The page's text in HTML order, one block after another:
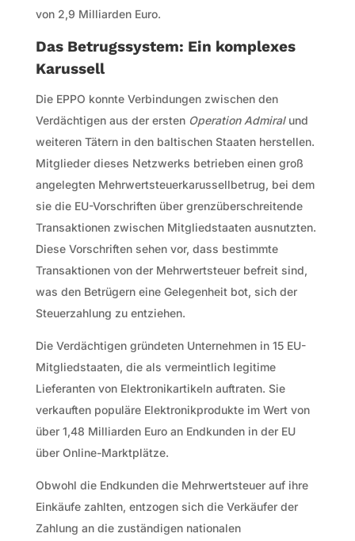
von 2,9 Milliarden Euro.
Das Betrugssystem: Ein komplexes
Karussell
Die EPPO konnte Verbindungen zwischen den
Verdächtigen aus der ersten Operation Admiralund
weiteren Tätern in den baltischen Staaten herstellen.
Mitglieder dieses Netzwerks betrieben einen groß
angelegten Mehrwertsteuerkarussellbetrug, bei dem
sie die EU-Vorschriften über grenzüberschreitende
Transaktionen zwischen Mitgliedstaaten ausnutzten.
Diese Vorschriften sehen vor, dass bestimmte
Transaktionen von der Mehrwertsteuer befreit sind,
was den Betrügern eine Gelegenheit bot, sich der
Steuerzahlung zu entziehen.
Die Verdächtigen gründeten Unternehmen in 15 EU-
Mitgliedstaaten, die als vermeintlich legitime
Lieferanten von Elektronikartikeln auftraten. Sie
verkauften populäre Elektronikprodukte im Wert von
über 1,48 Milliarden Euro an Endkunden in der EU
über Online-Marktplätze.
Obwohl die Endkunden die Mehrwertsteuer auf ihre
Einkäufe zahlten, entzogen sich die Verkäufer der
Zahlung an die zuständigen nationalen